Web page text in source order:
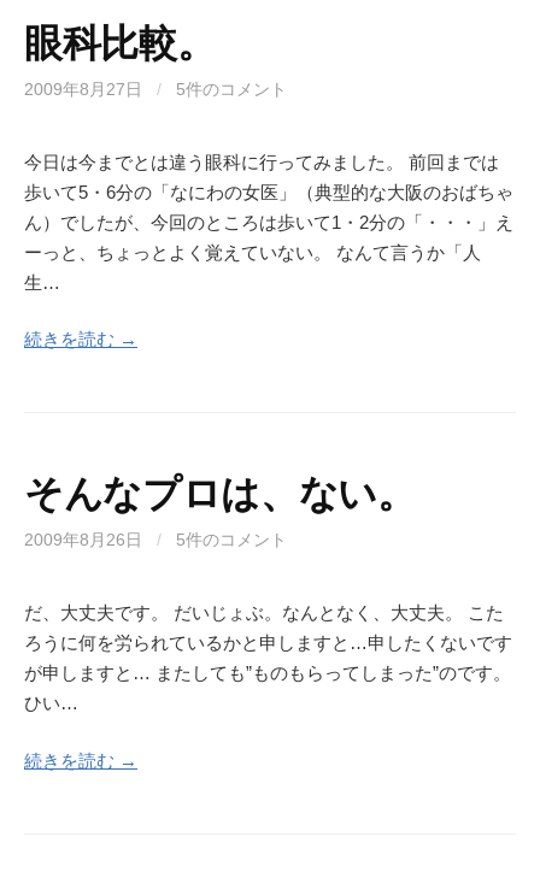
眼科比較。
2009年8月27日 / 5件のコメント
今日は今までとは違う眼科に行ってみました。 前回までは
歩いて5・6分の「なにわの女医」（典型的な大阪のおばちゃ
ん）でしたが、今回のところは歩いて1・2分の「・・・」え
ーっと、ちょっとよく覚えていない。 なんて言うか「人
生…
続きを読む →
そんなプロは、ない。
2009年8月26日 / 5件のコメント
だ、大丈夫です。 だいじょぶ。なんとなく、大丈夫。 こた
ろうに何を労られているかと申しますと…申したくないです
が申しますと… またしても”ものもらってしまった”のです。
ひい…
続きを読む →